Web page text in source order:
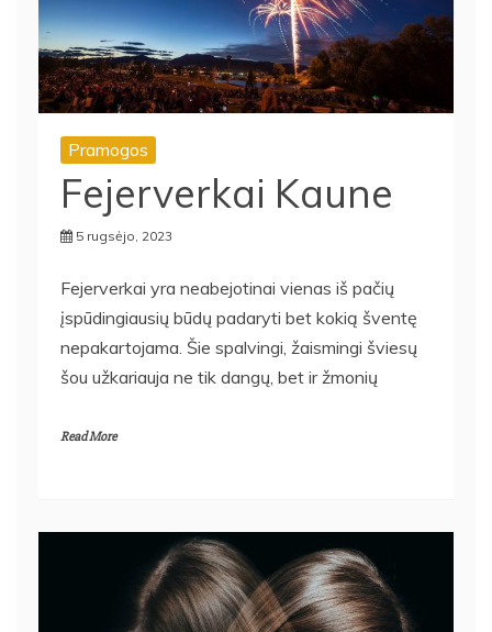
Pramogos
Fejerverkai Kaune
5 rugsėjo, 2023
Fejerverkai yra neabejotinai vienas iš pačių
įspūdingiausių būdų padaryti bet kokią šventę
nepakartojama. Šie spalvingi, žaismingi šviesų
šou užkariauja ne tik dangų, bet ir žmonių